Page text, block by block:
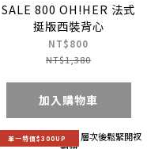
SALE 800 OH!HER 法式
挺版西裝背心
NT$800
NT$1,380
加入購物車
單一特價$300UP